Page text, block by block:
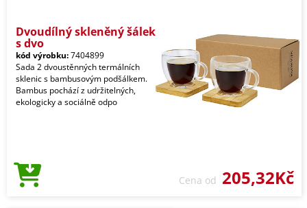
Dvoudílný skleněný šálek
s dvo
kód výrobku:7404899
Sada 2 dvoustěnných termálních
sklenic s bambusovým podšálkem.
Bambus pochází z udržitelných,
ekologicky a sociálně odpo
Cena od 205,32Kč